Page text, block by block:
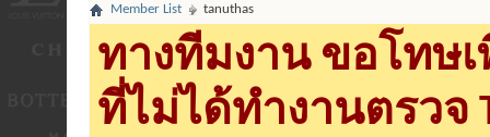
Member List tanuthas
ทางทีมงาน ขอโทษ
ที่ไม่ได้ทำงานตรวจ